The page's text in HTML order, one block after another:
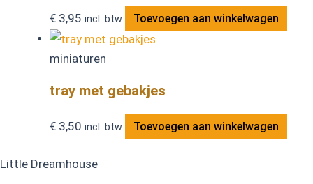
€ 3,95 incl. btw Toevoegen aan winkelwagen
miniaturen
tray met gebakjes
€ 3,50 incl. btw Toevoegen aan winkelwagen
Little Dreamhouse